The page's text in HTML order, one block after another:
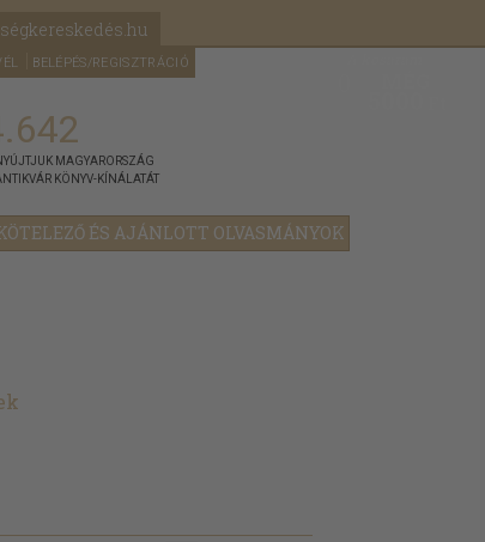
BELÉPÉS/REGISZTRÁCIÓ
ÉS AJÁNLOTT OLVASMÁNYOK
MAGYARORSZÁG
KÖNYV-KÍNÁLATÁT